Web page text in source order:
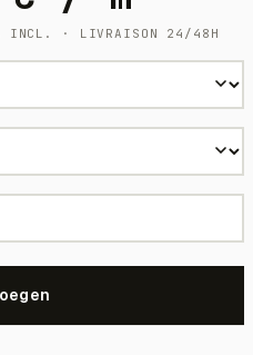
INCL. · LIVRAISON 24/48H